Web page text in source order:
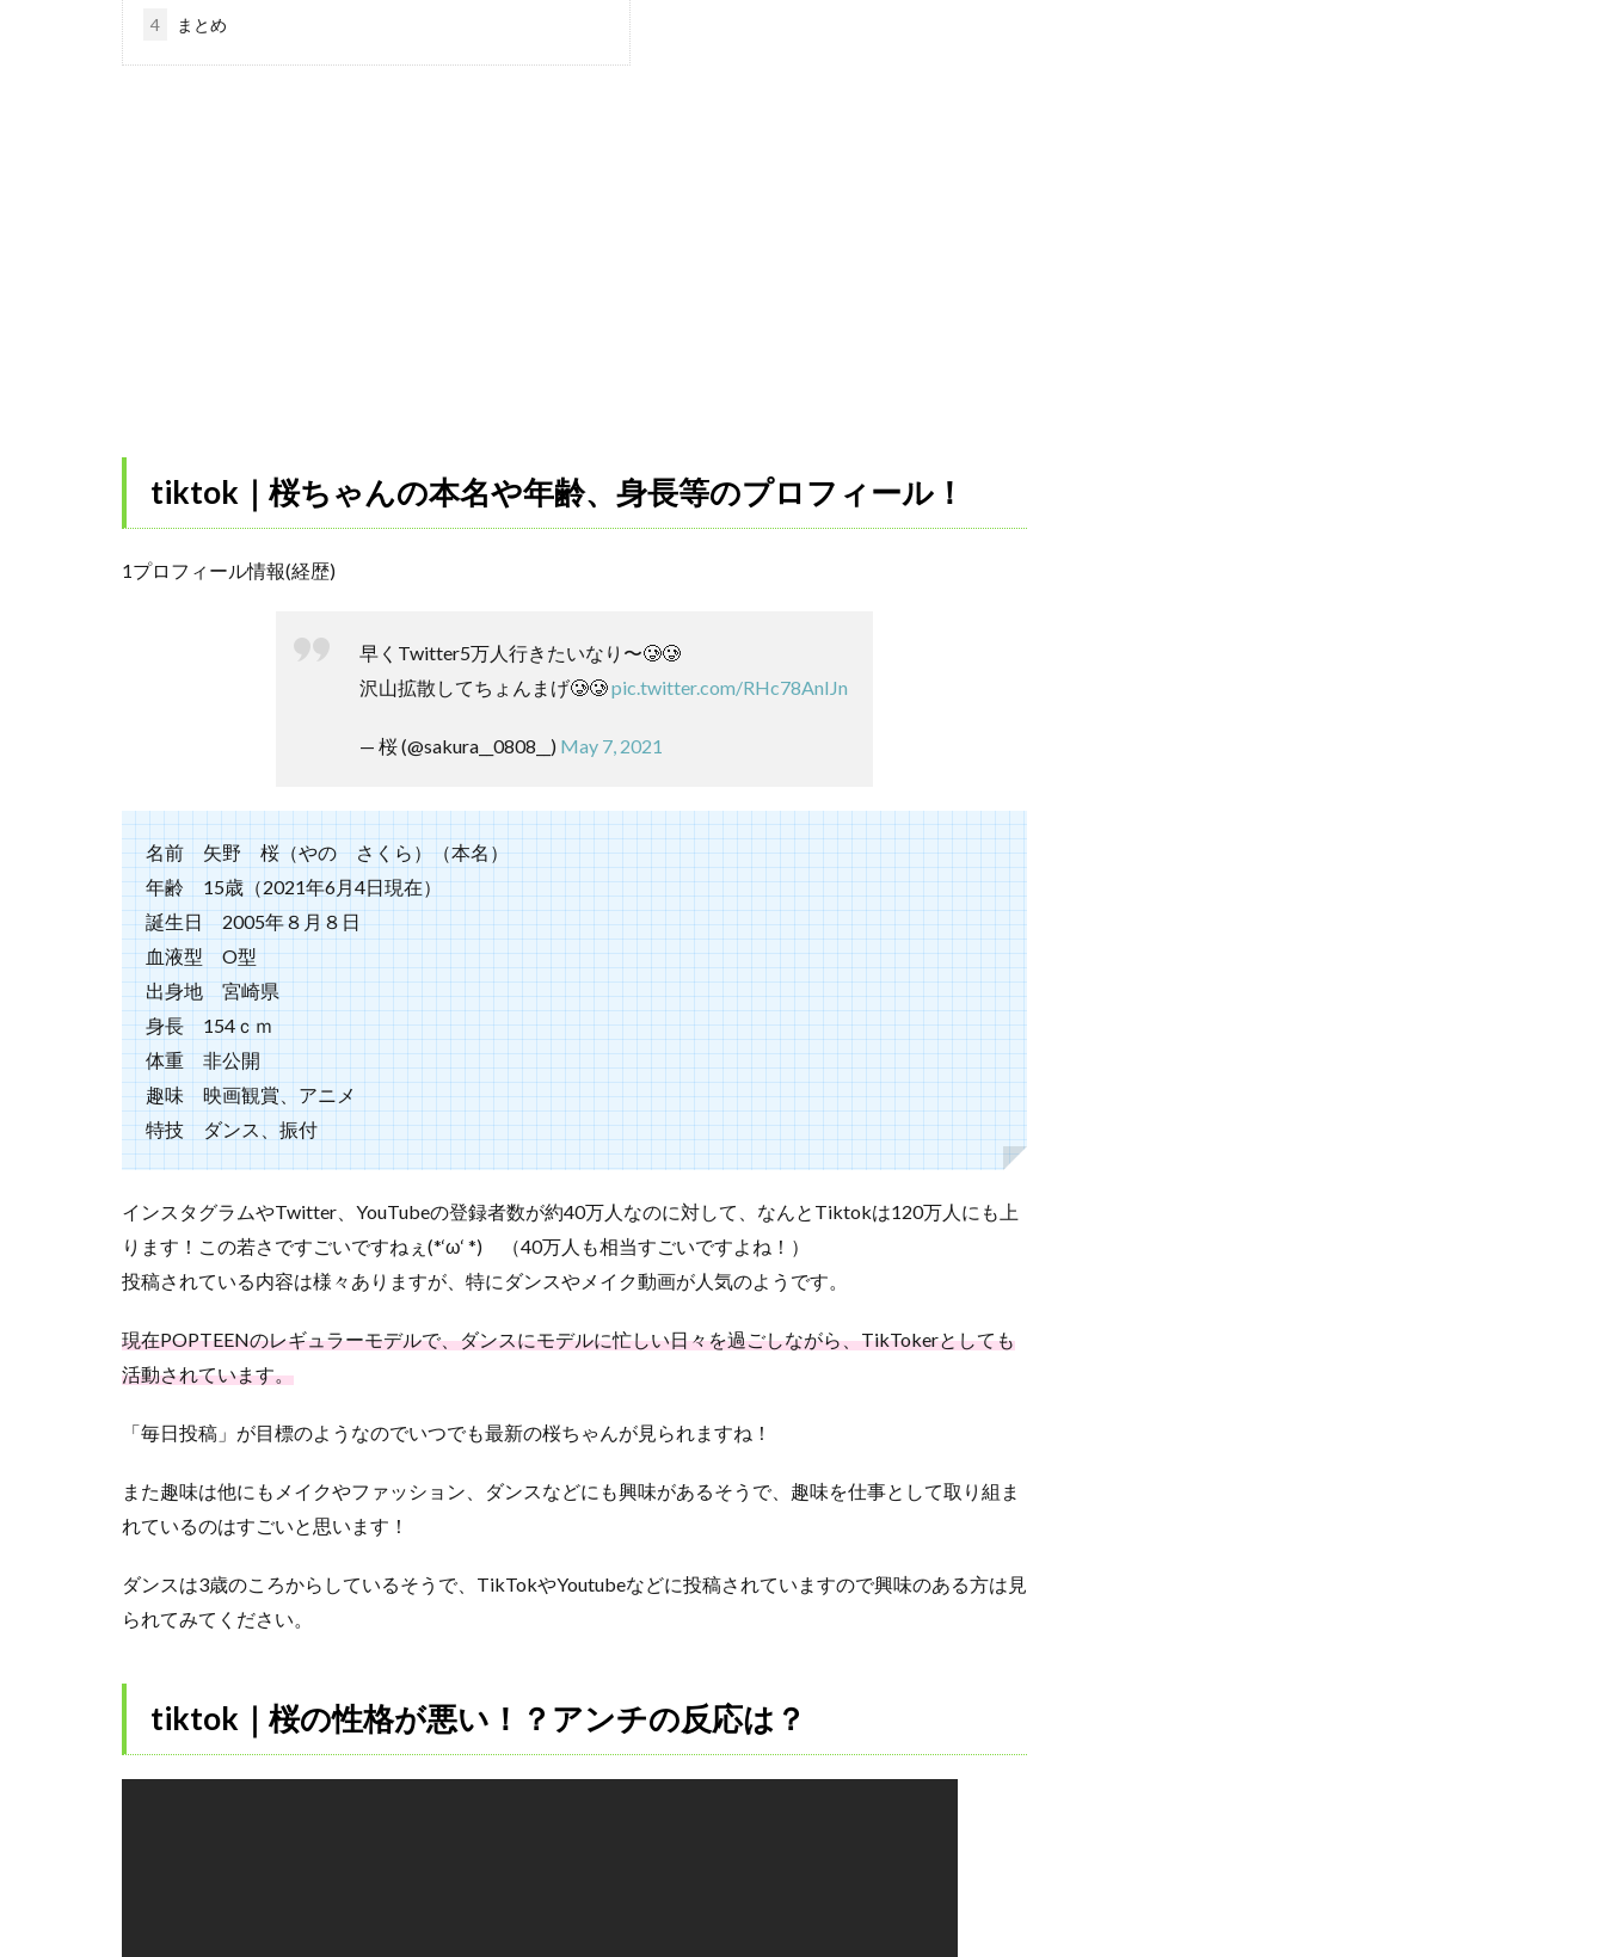
4 まとめ
tiktok｜桜ちゃんの本名や年齢、身長等のプロフィール！
1プロフィール情報(経歴)
早くTwitter5万人行きたいなり〜🥲🥲
沢山拡散してちょんまげ🥲🥲pic.twitter.com/RHc78AnIJn
— 桜 (@sakura__0808__) May 7, 2021
名前 矢野 桜（やの さくら）（本名）
年齢 15歳（2021年6月4日現在）
誕生日 2005年８月８日
血液型 O型
出身地 宮崎県
身長 154ｃｍ
体重 非公開
趣味 映画観賞、アニメ
特技 ダンス、振付
インスタグラムやTwitter、YouTubeの登録者数が約40万人なのに対して、なんとTiktokは120万人にも上
ります！この若さですごいですねぇ(*‘ω‘ *) （40万人も相当すごいですよね！）
投稿されている内容は様々ありますが、特にダンスやメイク動画が人気のようです。
現在POPTEENのレギュラーモデルで、ダンスにモデルに忙しい日々を過ごしながら、TikTokerとしても
活動されています。
「毎日投稿」が目標のようなのでいつでも最新の桜ちゃんが見られますね！
また趣味は他にもメイクやファッション、ダンスなどにも興味があるそうで、趣味を仕事として取り組ま
れているのはすごいと思います！
ダンスは3歳のころからしているそうで、TikTokやYoutubeなどに投稿されていますので興味のある方は見
られてみてください。
tiktok｜桜の性格が悪い！？アンチの反応は？